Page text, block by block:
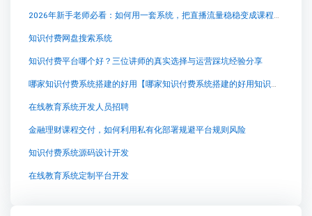
2026年新手老师必看：如何用一套系统，把直播流量稳稳变成课程收入？
知识付费网盘搜索系统
知识付费平台哪个好？三位讲师的真实选择与运营踩坑经验分享
哪家知识付费系统搭建的好用【哪家知识付费系统搭建的好用知识付费系统系统怎么制作，知识付费系统搭建使用教程】
在线教育系统开发人员招聘
金融理财课程交付，如何利用私有化部署规避平台规则风险
知识付费系统源码设计开发
在线教育系统定制平台开发